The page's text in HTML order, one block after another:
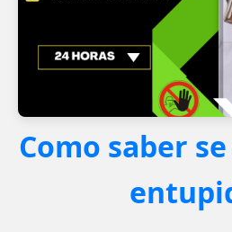
Como saber